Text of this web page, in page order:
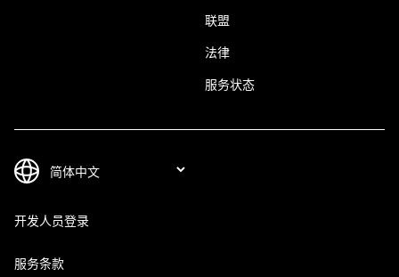
联盟
法律
服务状态
开发人员登录
服务条款